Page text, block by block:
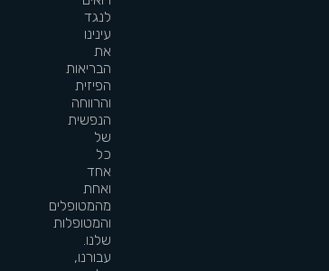
לנגד
עינינו
את
הבריאות
הפיזית
והרווחה
הנפשית
של
כל
אחד
ואחת
מהמטופלים
והמטופלות
שלנו.
עבורנו,